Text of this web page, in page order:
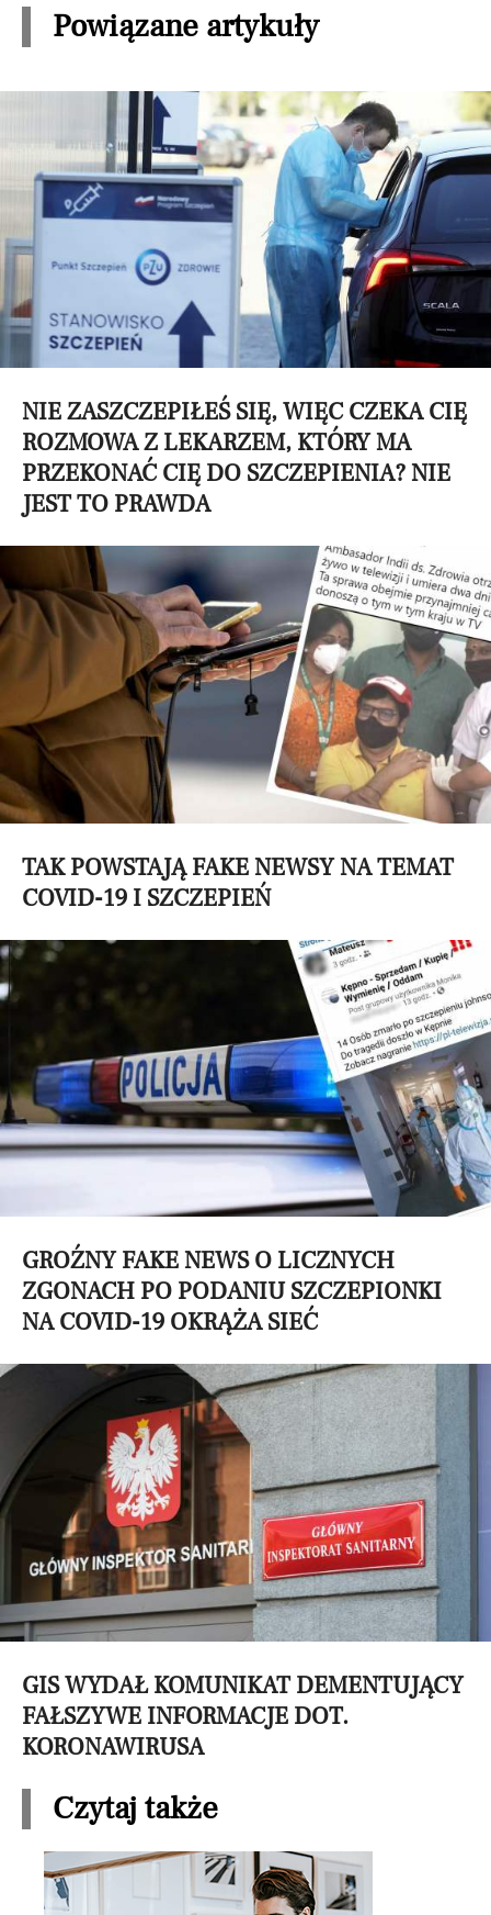
Powiązane artykuły
NIE ZASZCZEPIŁEŚ SIĘ, WIĘC CZEKA CIĘ
ROZMOWA Z LEKARZEM, KTÓRY MA
PRZEKONAĆ CIĘ DO SZCZEPIENIA? NIE
JEST TO PRAWDA
TAK POWSTAJĄ FAKE NEWSY NA TEMAT
COVID-19 I SZCZEPIEŃ
GROŹNY FAKE NEWS O LICZNYCH
ZGONACH PO PODANIU SZCZEPIONKI
NA COVID-19 OKRĄŻA SIEĆ
GIS WYDAŁ KOMUNIKAT DEMENTUJĄCY
FAŁSZYWE INFORMACJE DOT.
KORONAWIRUSA
Czytaj także